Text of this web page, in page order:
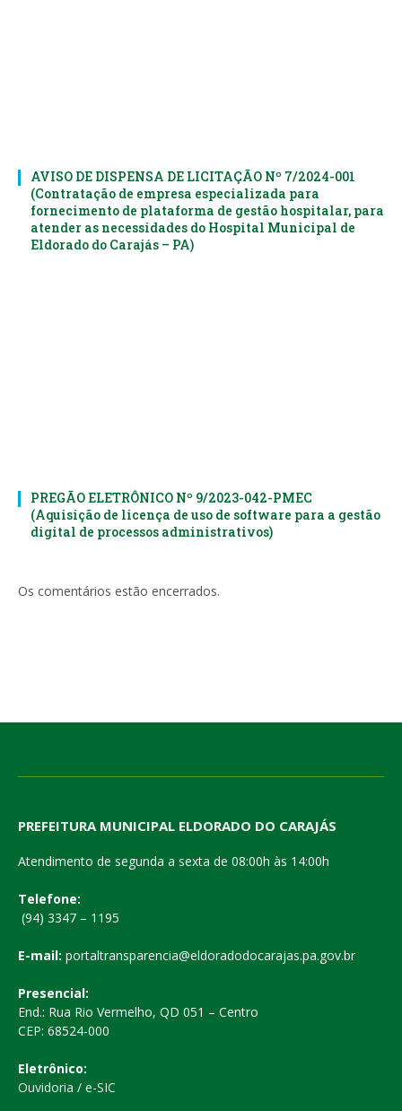
AVISO DE DISPENSA DE LICITAÇÃO Nº 7/2024-001
(Contratação de empresa especializada para
fornecimento de plataforma de gestão hospitalar, para
atender as necessidades do Hospital Municipal de
Eldorado do Carajás – PA)
PREGÃO ELETRÔNICO Nº 9/2023-042-PMEC
(Aquisição de licença de uso de software para a gestão
digital de processos administrativos)
Os comentários estão encerrados.
PREFEITURA MUNICIPAL ELDORADO DO CARAJÁS
Atendimento de segunda a sexta de 08:00h às 14:00h
Telefone:
(94) 3347 – 1195
E-mail: portaltransparencia@eldoradodocarajas.pa.gov.br
Presencial:
End.: Rua Rio Vermelho, QD 051 – Centro
CEP: 68524-000
Eletrônico:
Ouvidoria / e-SIC